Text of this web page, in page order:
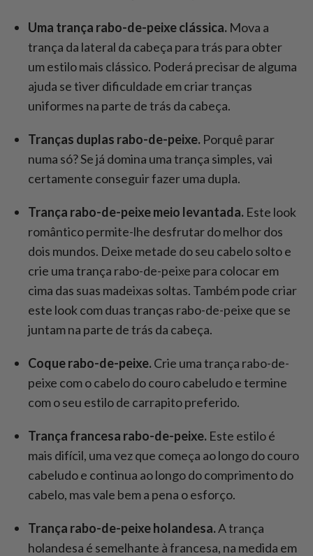
Uma trança rabo-de-peixe clássica. Mova a
trança da lateral da cabeça para trás para obter
um estilo mais clássico. Poderá precisar de alguma
ajuda se tiver dificuldade em criar tranças
uniformes na parte de trás da cabeça.
Tranças duplas rabo-de-peixe. Porquê parar
numa só? Se já domina uma trança simples, vai
certamente conseguir fazer uma dupla.
Trança rabo-de-peixe meio levantada. Este look
romântico permite-lhe desfrutar do melhor dos
dois mundos. Deixe metade do seu cabelo solto e
crie uma trança rabo-de-peixe para colocar em
cima das suas madeixas soltas. Também pode criar
este look com duas tranças rabo-de-peixe que se
juntam na parte de trás da cabeça.
Coque rabo-de-peixe.Crie uma trança rabo-de-
peixe com o cabelo do couro cabeludo e termine
com o seu estilo de carrapito preferido.
Trança francesa rabo-de-peixe. Este estilo é
mais difícil, uma vez que começa ao longo do couro
cabeludo e continua ao longo do comprimento do
cabelo, mas vale bem a pena o esforço.
Trança rabo-de-peixe holandesa.A trança
holandesa é semelhante à francesa, na medida em